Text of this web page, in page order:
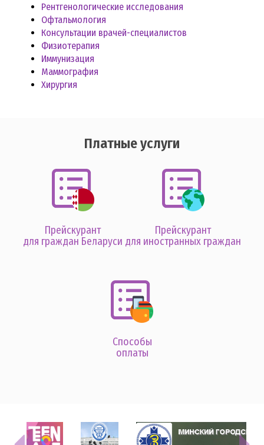
Рентгенологические исследования
Офтальмология
Консультации врачей-специалистов
Физиотерапия
Иммунизация
Маммография
Хирургия
Платные услуги
Прейскурант
для граждан Беларуси
Прейскурант
для иностранных граждан
Способы
оплаты